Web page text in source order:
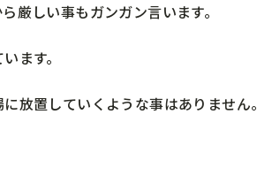
厳しい事もガンガン言います。
ます。
放置していくような事はありません。